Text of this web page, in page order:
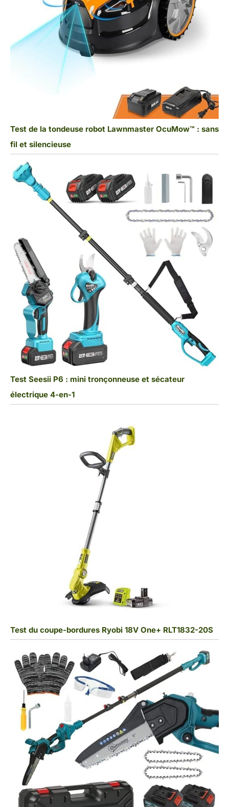
Test de la tondeuse robot Lawnmaster OcuMow™ : sans
fil et silencieuse
Test Seesii P6 : mini tronçonneuse et sécateur
électrique 4-en-1
Test du coupe-bordures Ryobi 18V One+ RLT1832-20S